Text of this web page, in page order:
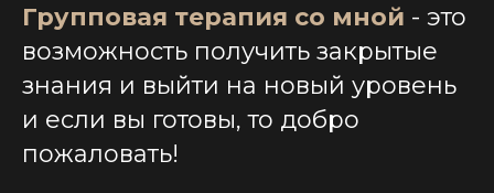
Групповая терапия со мной - это
возможность получить закрытые
знания и выйти на новый уровень
и если вы готовы, то добро
пожаловать!